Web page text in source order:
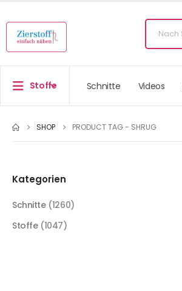
Stoffe Schnitte Videos
SHOP PRODUCT TAG - SHRUG
Kategorien
Schnitte (1260)
Stoffe (1047)